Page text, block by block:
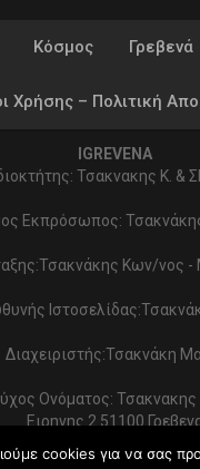
Κόσμος Γρεβενά
Χρήσης – Πολιτική
IGREVENA
Τσακνακης Κ. &
Εκπρόσωπος:
Κων/νος -
Διαχειριστής:Τσακνάκη
Ονόματος: Τσακνακης
Ειρηνης 2 51100
cookies για να σας